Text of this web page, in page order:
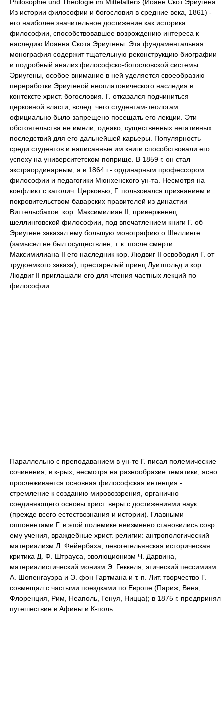
Из истории философии и богословия в средние века, 1861) -
его наиболее значительное достижение как историка
философии, способствовавшее возрождению интереса к
наследию Иоанна Скота Эриугены. Эта фундаментальная
монография содержит тщательную реконструкцию биографии
и подробный анализ философско-богословской системы
Эриугены, особое внимание в ней уделяется своеобразию
переработки Эриугеной неоплатонического наследия в
контексте христ. богословия. Г. отказался подчиниться
церковной власти, вслед. чего студентам-теологам
официально было запрещено посещать его лекции. Эти
обстоятельства не имели, однако, существенных негативных
последствий для его дальнейшей карьеры. Популярность
среди студентов и написанные им книги способствовали его
успеху на университетском поприще. В 1859 г. он стал
экстраординарным, а в 1864 г.- ординарным профессором
философии и педагогики Мюнхенского ун-та. Несмотря на
конфликт с католич. Церковью, Г. пользовался признанием и
покровительством баварских правителей из династии
Виттельсбахов: кор. Максимилиан II, приверженец
шеллинговской философии, под впечатлением книги Г. об
Эриугене заказал ему большую монографию о Шеллинге
(замысел не был осуществлен, т. к. после смерти
Максимилиана II его наследник кор. Людвиг II освободил Г. от
трудоемкого заказа), престарелый принц Луитпольд и кор.
Людвиг II приглашали его для чтения частных лекций по
философии.
Параллельно с преподаванием в ун-те Г. писал полемические
сочинения, в к-рых, несмотря на разнообразие тематики, ясно
прослеживается основная философская интенция -
стремление к созданию мировоззрения, органично
соединяющего основы христ. веры с достижениями наук
(прежде всего естествознания и истории). Главными
оппонентами Г. в этой полемике неизменно становились совр.
ему учения, враждебные христ. религии: антропологический
материализм Л. Фейербаха, левогегельянская историческая
критика Д. Ф. Штрауса, эволюционизм Ч. Дарвина,
материалистический монизм Э. Геккеля, этический пессимизм
А. Шопенгауэра и Э. фон Гартмана и т. п. Лит. творчество Г.
совмещал с частыми поездками по Европе (Париж, Вена,
Флоренция, Рим, Неаполь, Генуя, Ницца); в 1875 г. предпринял
путешествие в Афины и К-поль.